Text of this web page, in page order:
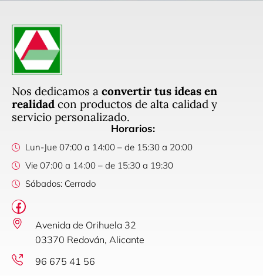
Nos dedicamos a convertir tus ideas en
realidad con productos de alta calidad y
servicio personalizado.
Horarios:
Lun-Jue 07:00 a 14:00 – de 15:30 a 20:00
Vie 07:00 a 14:00 – de 15:30 a 19:30
Sábados: Cerrado
Avenida de Orihuela 32
03370 Redován, Alicante
96 675 41 56